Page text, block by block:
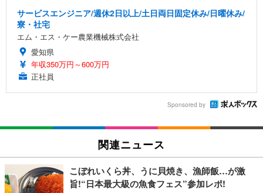
サービスエンジニア/週休2日以上/土日両日固定休み/日曜休み/
寮・社宅
エム・エス・ケー農業機械株式会社
愛知県
年収350万円～600万円
正社員
Sponsored by
関連ニュース
こぼれいくら丼、うに貝焼き、漁師飯…が激
旨!“日本最大級の魚食フェス”参加レポ!